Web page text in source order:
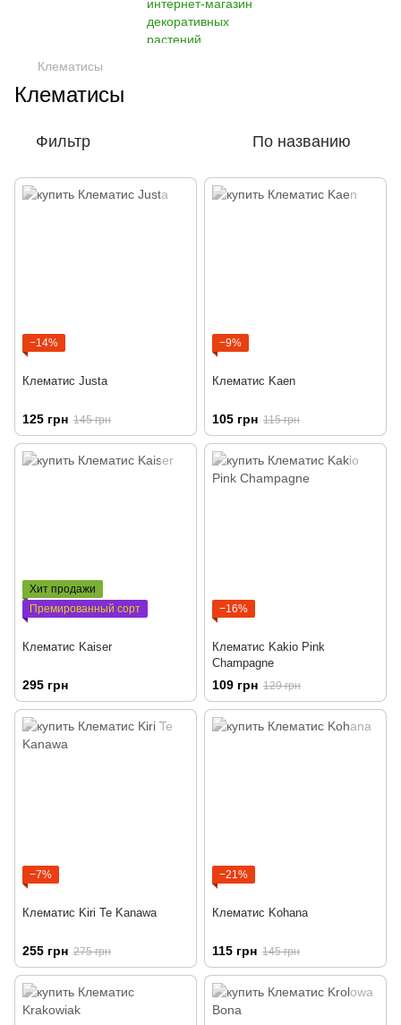
Клематисы
Клематисы
Фильтр По названию
−14%
Клематис Justa
125 грн 145 грн
−9%
Клематис Kaen
105 грн 115 грн
Хит продажи
Премированный сорт
Клематис Kaiser
295 грн
−16%
Клематис Kakio Pink
Champagne
109 грн 129 грн
−7%
Клематис Kiri Te Kanawa
255 грн 275 грн
−21%
Клематис Kohana
115 грн 145 грн